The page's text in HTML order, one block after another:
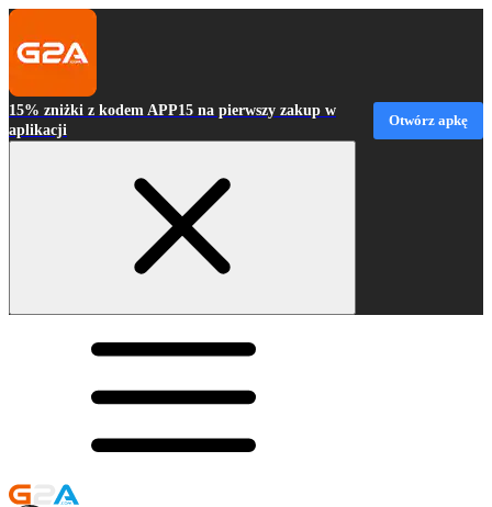
15% zniżki z kodem APP15 na pierwszy zakup w
aplikacji
Otwórz apkę